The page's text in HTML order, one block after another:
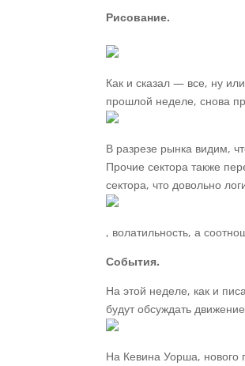
Рисование.
Как и сказал — все, ну
прошлой неделе, снова
В разрезе рынка видим,
Прочие сектора также
сектора, что довольно
, волатильность, а
События.
На этой неделе, как и
будут обсуждать
На Кевина Уорша, нового